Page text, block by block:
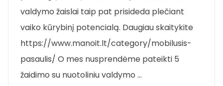
valdymo žaislai taip pat prisideda plečiant
vaiko kūrybinį potencialą. Daugiau skaitykite
https://www.manoit.lt/category/mobilusis-
pasaulis/ O mes nusprendėme pateikti 5
žaidimo su nuotoliniu valdymo …